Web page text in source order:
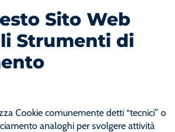
Sito Web
Strumenti di
Cookie comunemente detti “tecnici” o
analoghi per svolgere attività